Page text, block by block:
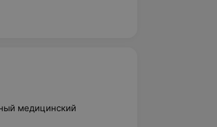
медицинский